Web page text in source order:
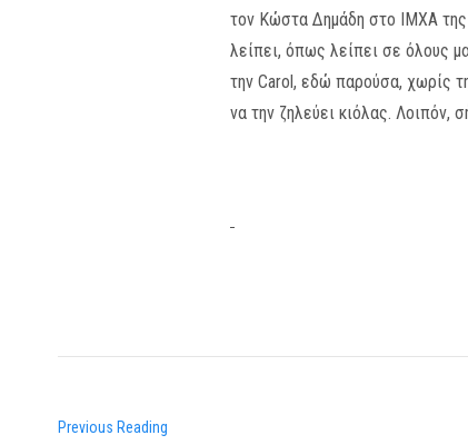
τον Κώστα Δημάδη στο ΙΜΧΑ
λείπει, όπως λείπει σε όλους
την Carol, εδώ παρούσα, χωρίς
να την ζηλεύει κιόλας. Λοιπόν,
Previous Reading